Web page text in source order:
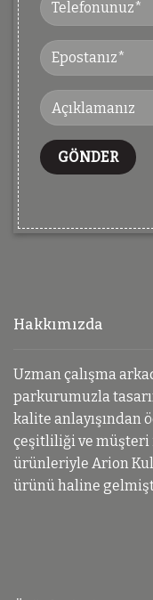
Hakkımızda
Uzman çalışma
parkurumuzla
kalite anlayışından
çeşitliliği ve müşteri
ürünleriyle Arion
ürünü haline